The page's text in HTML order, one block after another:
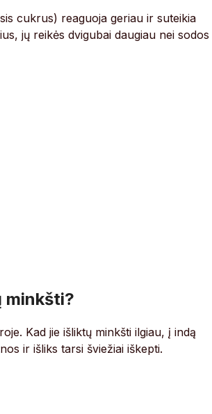
cukrus) reaguoja geriau ir suteikia
jų reikės dvigubai daugiau nei sodos
minkšti?
Kad jie išliktų minkšti ilgiau, į indą
ir išliks tarsi šviežiai iškepti.